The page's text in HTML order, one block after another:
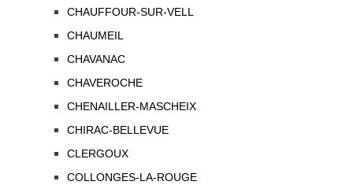
CHAUFFOUR-SUR-VELL
CHAUMEIL
CHAVANAC
CHAVEROCHE
CHENAILLER-MASCHEIX
CHIRAC-BELLEVUE
CLERGOUX
COLLONGES-LA-ROUGE